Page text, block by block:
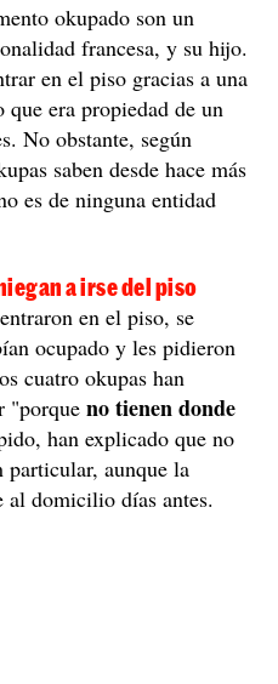
okupado son un
francesa, y su hijo.
en el piso gracias a una
que era propiedad de un
No obstante, según
saben desde hace más
es de ninguna entidad